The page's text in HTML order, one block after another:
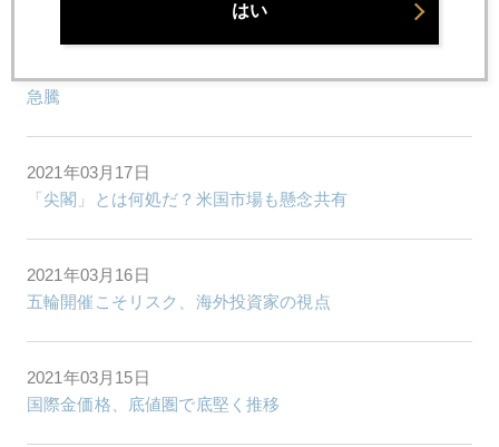
2021年03月18日
急騰
2021年03月17日
「尖閣」とは何処だ？米国市場も懸念共有
2021年03月16日
五輪開催こそリスク、海外投資家の視点
2021年03月15日
国際金価格、底値圏で底堅く推移
はい